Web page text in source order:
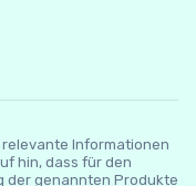
relevante Informationen
hin, dass für den
der genannten Produkte